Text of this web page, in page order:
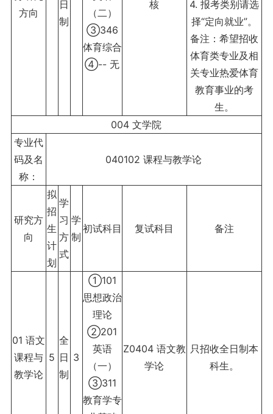
方向
日
制
（二）
③346
体育综合
④-- 无
核
4. 报考类别请选
择“定向就业”。
备注：希望招收
体育类专业及相
关专业热爱体育
教育事业的考
生。
004 文学院
专业代
码及名
称：
040102 课程与教学论
研究方
向
拟
招
生
计
划
学
习
方
式
学
制
初试科目 复试科目 备注
01 语文
课程与
教学论
5
全
日
制
3
①101
思想政治
理论
②201
英语
（一）
③311
教育学专
Z0404 语文教
学论
只招收全日制本
科生。